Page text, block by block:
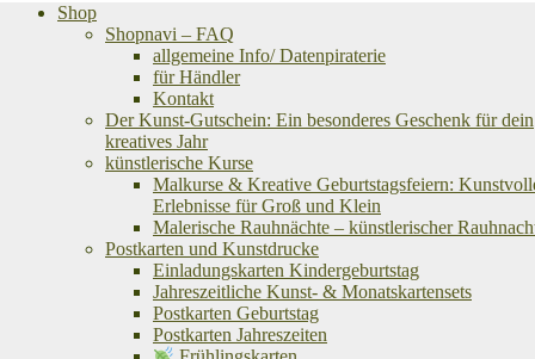
Shop
Shopnavi – FAQ
allgemeine Info/ Datenpiraterie
für Händler
Kontakt
Der Kunst-Gutschein: Ein besonderes Geschenk für dein
kreatives Jahr
künstlerische Kurse
Malkurse & Kreative Geburtstagsfeiern:
Erlebnisse für Groß und Klein
Malerische Rauhnächte – künstlerischer
Postkarten und Kunstdrucke
Einladungskarten Kindergeburtstag
Jahreszeitliche Kunst- & Monatskartensets
Postkarten Geburtstag
Postkarten Jahreszeiten